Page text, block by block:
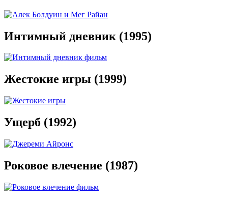
Интимный дневник (1995)
Жестокие игры (1999)
Ущерб (1992)
Роковое влечение (1987)